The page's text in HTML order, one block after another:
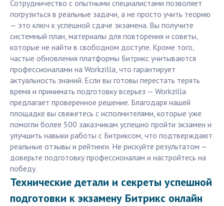
Сотрудничество с опытными специалистами позволяет
погрузиться в реальные задачи, а не просто учить теорию
— это ключ к успешной сдаче экзамена. Вы получите
системный план, материалы для повторения и советы,
которые не найти в свободном доступе. Кроме того,
частые обновления платформы Битрикс учитываются
профессионалами на Workzilla, что гарантирует
актуальность знаний. Если вы готовы перестать терять
время и принимать подготовку всерьез — Workzilla
предлагает проверенное решение. Благодаря нашей
площадке вы свяжетесь с исполнителями, которые уже
помогли более 500 заказчикам успешно пройти экзамен и
улучшить навыки работы с Битриксом, что подтверждают
реальные отзывы и рейтинги. Не рискуйте результатом —
доверьте подготовку профессионалам и настройтесь на
победу.
Технические детали и секреты успешной
подготовки к экзамену Битрикс онлайн